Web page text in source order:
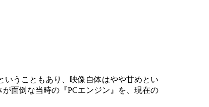
うこともあり、映像自体はやや甘めとい
面倒な当時の『PCエンジン』を、現在の